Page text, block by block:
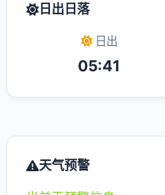
日出日落
日出
05:41
天气预警